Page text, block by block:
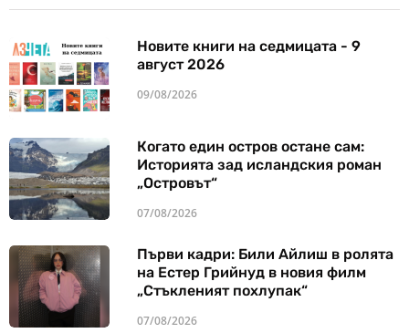
Новите книги на седмицата - 9
август 2026
09/08/2026
Когато един остров остане сам:
Историята зад исландския роман
„Островът“
07/08/2026
Първи кадри: Били Айлиш в ролята
на Естер Грийнуд в новия филм
„Стъкленият похлупак“
07/08/2026